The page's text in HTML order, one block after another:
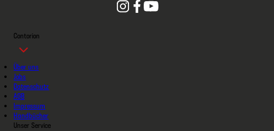
Contorion
Über uns
Jobs
Datenschutz
AGB
Impressum
Handbücher
Unser Service